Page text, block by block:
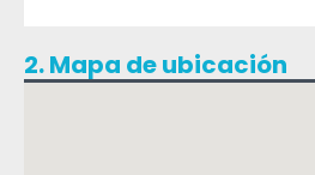
2. Mapa de ubicación